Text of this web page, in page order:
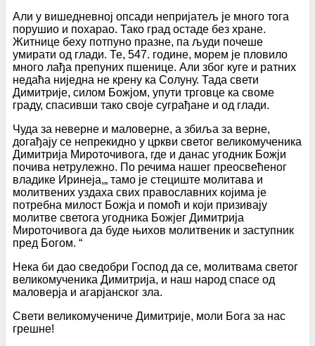
Али у вишедневној опсади непријатељ је много тога
порушио и похарао. Тако град остаде без хране.
Житнице беху потпуно празне, па људи почеше
умирати од глади. Те, 547. године, морем је пловило
много лађа препуних пшенице. Али због куге и ратних
недаћа ниједна не крену ка Солуну. Тада свети
Димитрије, силом Божјом, упути трговце ка своме
граду, спасивши тако своје суграђане и од глади.
Чуда за неверне и маловерне, а збиља за верне,
догађају се непрекидно у цркви светог великомученика
Димитрија Мироточивога, где и данас угодник Божји
почива нетрулежно. По речима нашег преосвећеног
владике Иринеја,„ тамо је стециште молитава и
молитвених уздаха свих православних којима је
потребна милост Божја и помоћ и који призивају
молитве светога угодника Божјег Димитрија
Мироточивога да буде њихов молитвеник и заступник
пред Богом. “
Нека би дао сведобри Господ да се, молитвама светог
великомученика Димитрија, и наш народ спасе од
маловерја и агарјанског зла.
Свети великомучениче Димитрије, моли Бога за нас
грешне!